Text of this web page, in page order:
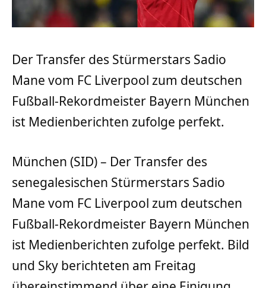
Der Transfer des Stürmerstars Sadio
Mane vom FC Liverpool zum deutschen
Fußball-Rekordmeister Bayern München
ist Medienberichten zufolge perfekt.
München (SID) – Der Transfer des
senegalesischen Stürmerstars Sadio
Mane vom FC Liverpool zum deutschen
Fußball-Rekordmeister Bayern München
ist Medienberichten zufolge perfekt. Bild
und Sky berichteten am Freitag